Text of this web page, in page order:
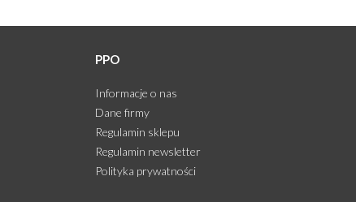
PPO
Informacje o nas
Dane firmy
Regulamin sklepu
Regulamin newsletter
Polityka prywatności